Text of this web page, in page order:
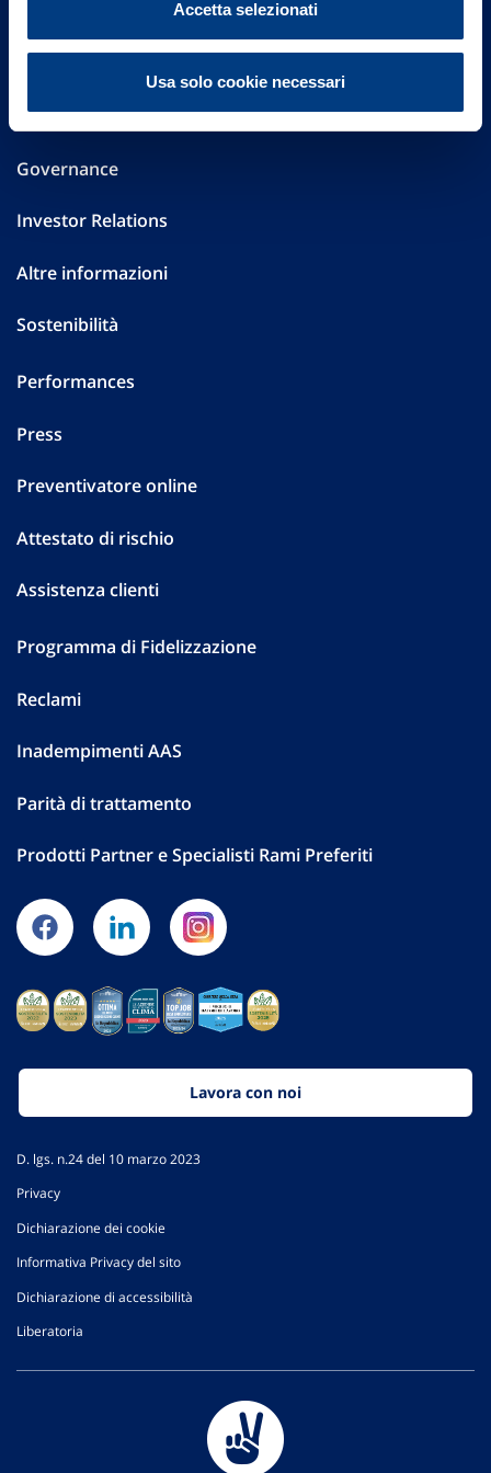
Accetta selezionati
Usa solo cookie necessari
Via Ignazio Gardella, 2
20149 Milano
FAQ
Governance
Investor Relations
Altre informazioni
Sostenibilità
Performances
Press
Preventivatore online
Attestato di rischio
Assistenza clienti
Programma di Fidelizzazione
Reclami
Inadempimenti AAS
Parità di trattamento
Prodotti Partner e Specialisti Rami Preferiti
Lavora con noi
D. lgs. n.24 del 10 marzo 2023
Privacy
Dichiarazione dei cookie
Informativa Privacy del sito
Dichiarazione di accessibilità
Liberatoria